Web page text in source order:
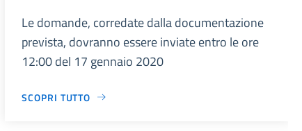
Le domande, corredate dalla documentazione
prevista, dovranno essere inviate entro le ore
12:00 del 17 gennaio 2020
SCOPRI TUTTO